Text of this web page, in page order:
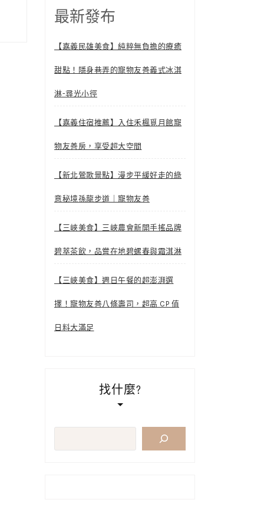
最新發布
【嘉義民雄美食】純粹無負擔的療癒
甜點！隱身巷弄的寵物友善義式冰淇
淋-尋光小徑
【嘉義住宿推薦】入住禾楓覓月館寵
物友善房，享受超大空間
【新北鶯歌景點】漫步平緩好走的綠
意秘境孫龍步道｜寵物友善
【三峽美食】三峽農會新開手搖品牌
碧萃茶飲，品嘗在地碧螺春與霜淇淋
【三峽美食】週日午餐的超澎湃選
擇！寵物友善八條壽司，超高 CP 值
日料大滿足
找什麼?